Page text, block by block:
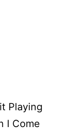
Playing
I Come